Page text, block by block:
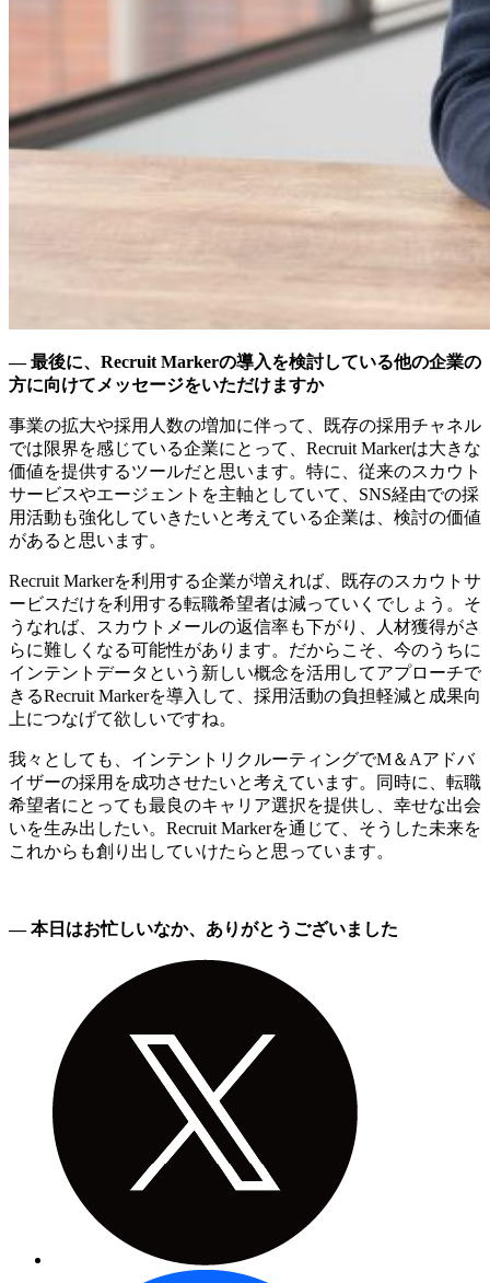
― 最後に、Recruit Markerの導入を検討している他の企業の
方に向けてメッセージをいただけますか
事業の拡大や採用人数の増加に伴って、既存の採用チャネル
では限界を感じている企業にとって、Recruit Markerは大きな
価値を提供するツールだと思います。特に、従来のスカウト
サービスやエージェントを主軸としていて、SNS経由での採
用活動も強化していきたいと考えている企業は、検討の価値
があると思います。
Recruit Markerを利用する企業が増えれば、既存のスカウトサ
ービスだけを利用する転職希望者は減っていくでしょう。そ
うなれば、スカウトメールの返信率も下がり、人材獲得がさ
らに難しくなる可能性があります。だからこそ、今のうちに
インテントデータという新しい概念を活用してアプローチで
きるRecruit Markerを導入して、採用活動の負担軽減と成果向
上につなげて欲しいですね。
我々としても、インテントリクルーティングでM＆Aアドバ
イザーの採用を成功させたいと考えています。同時に、転職
希望者にとっても最良のキャリア選択を提供し、幸せな出会
いを生み出したい。Recruit Markerを通じて、そうした未来を
これからも創り出していけたらと思っています。
― 本日はお忙しいなか、ありがとうございました